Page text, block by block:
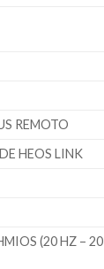
REMOTO
HEOS LINK
(20 HZ – 20